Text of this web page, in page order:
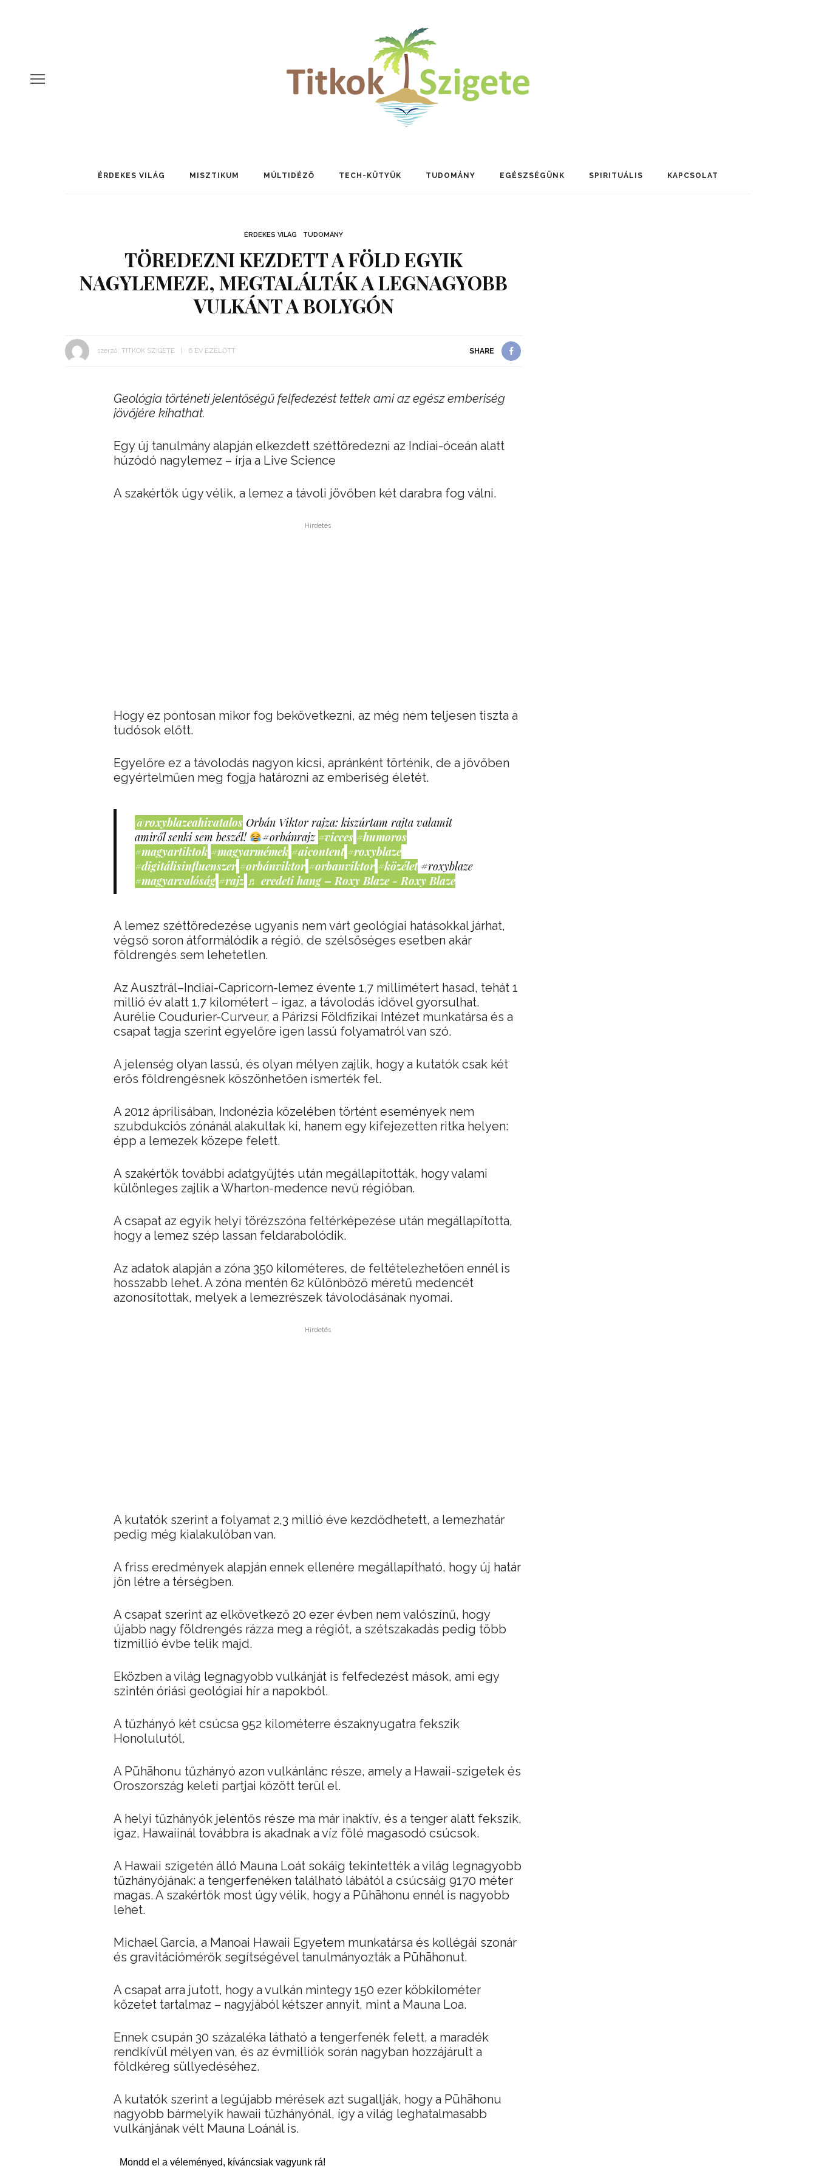
ÉRDEKES VILÁG MISZTIKUM MÚLTIDÉZŐ TECH-KÜTYÜK TUDOMÁNY EGÉSZSÉGÜNK SPIRITUÁLIS KAPCSOLAT
ÉRDEKES VILÁG TUDOMÁNY
TÖREDEZNI KEZDETT A FÖLD EGYIK
NAGYLEMEZE, MEGTALÁLTÁK A LEGNAGYOBB
VULKÁNT A BOLYGÓN
szerző: TITKOK SZIGETE 6 ÉV EZELŐTT SHARE
Geológia történeti jelentőségű felfedezést tettek ami az egész emberiség
jövőjére kihathat.
Egy új tanulmány alapján elkezdett széttöredezni az Indiai-óceán alatt
húzódó nagylemez – írja a Live Science
A szakértők úgy vélik, a lemez a távoli jövőben két darabra fog válni.
Hirdetés
Hogy ez pontosan mikor fog bekövetkezni, az még nem teljesen tiszta a
tudósok előtt.
Egyelőre ez a távolodás nagyon kicsi, apránként történik, de a jövőben
egyértelműen meg fogja határozni az emberiség életét.
@roxyblazeahivatalos Orbán Viktor rajza: kiszúrtam rajta valamit
amiről senki sem beszél!
#orbánrajz #vicces #humoros
#magyartiktok #magyarmémek #aicontent #roxyblaze
#digitálisinfluenszer #orbánviktor #orbanviktor #közélet #roxyblaze
#magyarvalóság #rajz ♬ eredeti hang – Roxy Blaze - Roxy Blaze
A lemez széttöredezése ugyanis nem várt geológiai hatásokkal járhat,
végső soron átformálódik a régió, de szélsőséges esetben akár
földrengés sem lehetetlen.
Az Ausztrál–Indiai-Capricorn-lemez évente 1,7 millimétert hasad, tehát 1
millió év alatt 1,7 kilométert – igaz, a távolodás idővel gyorsulhat.
Aurélie Coudurier-Curveur, a Párizsi Földfizikai Intézet munkatársa és a
csapat tagja szerint egyelőre igen lassú folyamatról van szó.
A jelenség olyan lassú, és olyan mélyen zajlik, hogy a kutatók csak két
erős földrengésnek köszönhetően ismerték fel.
A 2012 áprilisában, Indonézia közelében történt események nem
szubdukciós zónánál alakultak ki, hanem egy kifejezetten ritka helyen:
épp a lemezek közepe felett.
A szakértők további adatgyűjtés után megállapították, hogy valami
különleges zajlik a Wharton-medence nevű régióban.
A csapat az egyik helyi törézszóna feltérképezése után megállapította,
hogy a lemez szép lassan feldarabolódik.
Az adatok alapján a zóna 350 kilométeres, de feltételezhetően ennél is
hosszabb lehet. A zóna mentén 62 különböző méretű medencét
azonosítottak, melyek a lemezrészek távolodásának nyomai.
Hirdetés
A kutatók szerint a folyamat 2,3 millió éve kezdődhetett, a lemezhatár
pedig még kialakulóban van.
A friss eredmények alapján ennek ellenére megállapítható, hogy új határ
jön létre a térségben.
A csapat szerint az elkövetkező 20 ezer évben nem valószínű, hogy
újabb nagy földrengés rázza meg a régiót, a szétszakadás pedig több
tízmillió évbe telik majd.
Eközben a világ legnagyobb vulkánját is felfedezést mások, ami egy
szintén óriási geológiai hír a napokból.
A tűzhányó két csúcsa 952 kilométerre északnyugatra fekszik
Honolulutól.
A Pūhāhonu tűzhányó azon vulkánlánc része, amely a Hawaii-szigetek és
Oroszország keleti partjai között terül el.
A helyi tűzhányók jelentős része ma már inaktív, és a tenger alatt fekszik,
igaz, Hawaiinál továbbra is akadnak a víz fölé magasodó csúcsok.
A Hawaii szigetén álló Mauna Loát sokáig tekintették a világ legnagyobb
tűzhányójának: a tengerfenéken található lábától a csúcsáig 9170 méter
magas. A szakértők most úgy vélik, hogy a Pūhāhonu ennél is nagyobb
lehet.
Michael Garcia, a Manoai Hawaii Egyetem munkatársa és kollégái szonár
és gravitációmérők segítségével tanulmányozták a Pūhāhonut.
A csapat arra jutott, hogy a vulkán mintegy 150 ezer köbkilométer
kőzetet tartalmaz – nagyjából kétszer annyit, mint a Mauna Loa.
Ennek csupán 30 százaléka látható a tengerfenék felett, a maradék
rendkívül mélyen van, és az évmilliók során nagyban hozzájárult a
földkéreg süllyedéséhez.
A kutatók szerint a legújabb mérések azt sugallják, hogy a Pūhāhonu
nagyobb bármelyik hawaii tűzhányónál, így a világ leghatalmasabb
vulkánjának vélt Mauna Loánál is.
Mondd el a véleményed, kíváncsiak vagyunk rá!